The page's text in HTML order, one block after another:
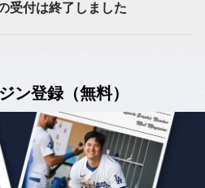
受付は終了しました
ン登録（無料）